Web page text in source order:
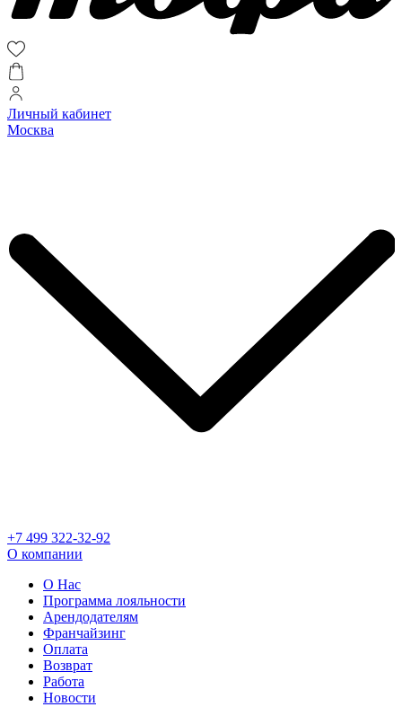
Личный кабинет
Москва
+7 499 322-32-92
О компании
О Нас
Программа лояльности
Арендодателям
Франчайзинг
Оплата
Возврат
Работа
Новости